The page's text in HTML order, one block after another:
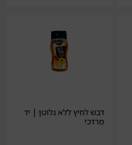
דבש לחיץ ללא גלוטן | יד
מרדכי